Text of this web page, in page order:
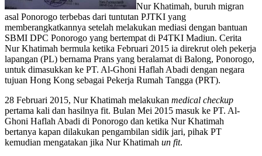
Nur Khatimah, buruh migran
asal Ponorogo terbebas dari tuntutan PJTKI yang
memberangkatkannya setelah melakukan mediasi dengan bantuan
SBMI DPC Ponorogo yang bertempat di P4TKI Madiun. Cerita
Nur Khatimah bermula ketika Februari 2015 ia direkrut oleh pekerja
lapangan (PL) bernama Prans yang beralamat di Balong, Ponorogo,
untuk dimasukkan ke PT. Al-Ghoni Haflah Abadi dengan negara
tujuan Hong Kong sebagai Pekerja Rumah Tangga (PRT).
28 Februari 2015, Nur Khatimah melakukan medical checkup
pertama kali dan hasilnya fit. Bulan Mei 2015 masuk ke PT. Al-
Ghoni Haflah Abadi di Ponorogo dan ketika Nur Khatimah
bertanya kapan dilakukan pengambilan sidik jari, pihak PT
kemudian mengatakan jika Nur Khatimah un fit.